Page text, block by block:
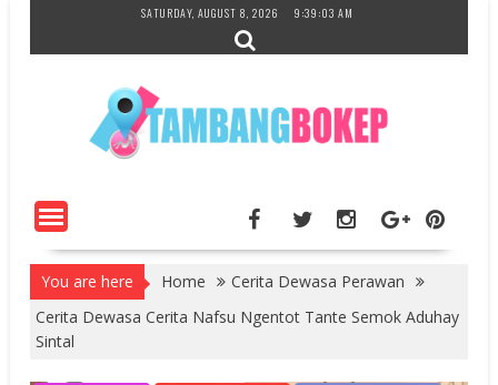
content
SATURDAY, AUGUST 8, 2026 9:39:04 AM
You are here Home
Cerita Dewasa Perawan
Cerita Dewasa Cerita Nafsu Ngentot Tante Semok Aduhay
Sintal